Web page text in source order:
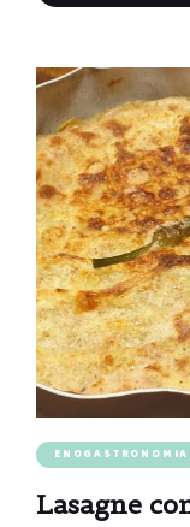
ENOGASTRONOMIA
Lasagne